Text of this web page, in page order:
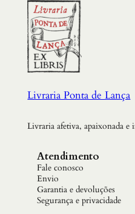
Livraria Ponta de Lança
Livraria afetiva, apaixonada e
Atendimento
Fale conosco
Envio
Garantia e devoluções
Segurança e privacidade